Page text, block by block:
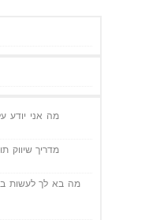
מה אני יודע
מדריך שיווק
מה בא לך לעשות